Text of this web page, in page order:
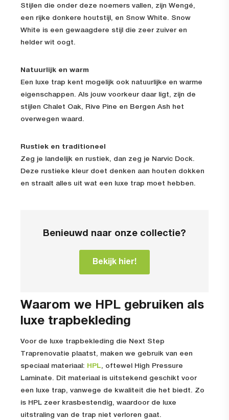
Stijlen die onder deze noemers vallen, zijn Wengé,
een rijke donkere houtstijl, en Snow White. Snow
White is een gewaagdere stijl die zeer zuiver en
helder wit oogt.
Natuurlijk en warm
Een luxe trap kent mogelijk ook natuurlijke en warme
eigenschappen. Als jouw voorkeur daar ligt, zijn de
stijlen Chalet Oak, Rive Pine en Bergen Ash het
overwegen waard.
Rustiek en traditioneel
Zeg je landelijk en rustiek, dan zeg je Narvic Dock.
Deze rustieke kleur doet denken aan houten dokken
en straalt alles uit wat een luxe trap moet hebben.
Benieuwd naar onze collectie?
Bekijk hier!
Waarom we HPL gebruiken als
luxe trapbekleding
Voor de luxe trapbekleding die Next Step
Traprenovatie plaatst, maken we gebruik van een
speciaal materiaal: HPL, oftewel High Pressure
Laminate. Dit materiaal is uitstekend geschikt voor
een luxe trap, vanwege de kwaliteit die het biedt. Zo
is HPL zeer krasbestendig, waardoor de luxe
uitstraling van de trap niet verloren gaat.